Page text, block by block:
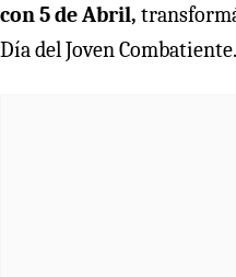
con 5 de Abril,
Día del Joven Combatiente.